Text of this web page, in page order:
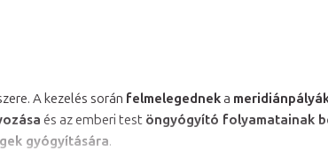
A kezelés során felmelegedneka
és az emberi test öngyógyító folyamatainak
gyógyítására.